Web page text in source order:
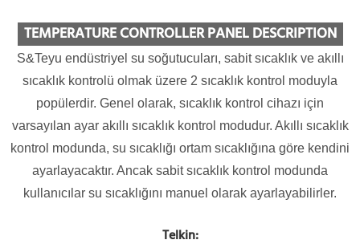
TEMPERATURE CONTROLLER PANEL DESCRIPTION
S&Teyu endüstriyel su soğutucuları, sabit sıcaklık ve akıllı
sıcaklık kontrolü olmak üzere 2 sıcaklık kontrol moduyla
popülerdir. Genel olarak, sıcaklık kontrol cihazı için
varsayılan ayar akıllı sıcaklık kontrol modudur. Akıllı sıcaklık
kontrol modunda, su sıcaklığı ortam sıcaklığına göre kendini
ayarlayacaktır. Ancak sabit sıcaklık kontrol modunda
kullanıcılar su sıcaklığını manuel olarak ayarlayabilirler.
Telkin: